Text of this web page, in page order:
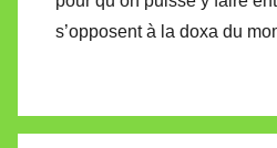
e
s’opposent à la doxa du